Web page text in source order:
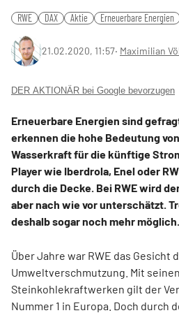
RWE DAX Aktie Erneuerbare Energien
21.02.2020, 11:57‧ Maximilian
DER AKTIONÄR bei Google bevorzugen
Erneuerbare Energien sind
erkennen die hohe Bedeutung
Wasserkraft für die künftige
Player wie Iberdrola, Enel oder
durch die Decke. Bei RWE wird
aber nach wie vor unterschätzt.
deshalb sogar noch mehr möglich.
Über Jahre war RWE das Gesicht
Umweltverschmutzung. Mit
Steinkohlekraftwerken gilt der
Nummer 1 in Europa. Doch durch